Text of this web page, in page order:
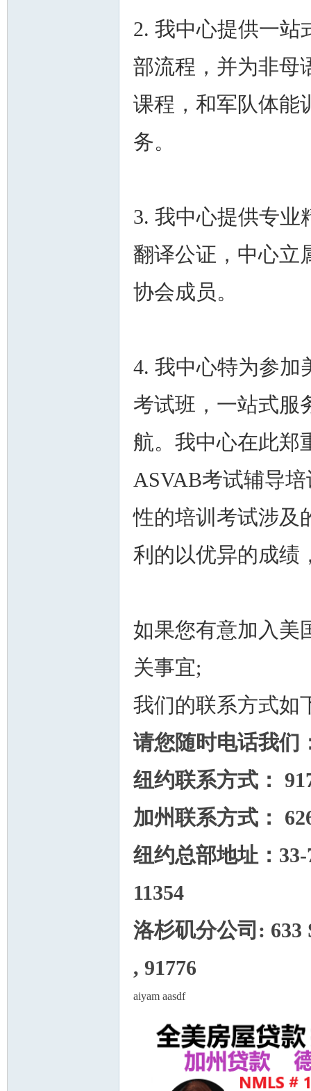
2. 我中心提供一站
部流程，并为非母
课程，和军队体能
务。
3. 我中心提供专业
翻译公证，中心立
协会成员。
4. 我中心特为参加
考试班，一站式服
航。我中心在此郑
ASVAB考试辅导
性的培训考试涉及
利的以优异的成
如果您有意加入美
关事宜;
我们的联系方式
请您随时电话我们
纽约联系方式：
加州联系方式：
纽约总部地址：
11354
洛杉矶分公司: 633
, 91776
aiyam aasdf